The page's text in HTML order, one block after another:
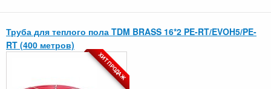
Труба для теплого пола TDM BRASS 16*2 PE-RT/EVOH5/PE-
RT (400 метров)
ХИТ ПРОДАЖ